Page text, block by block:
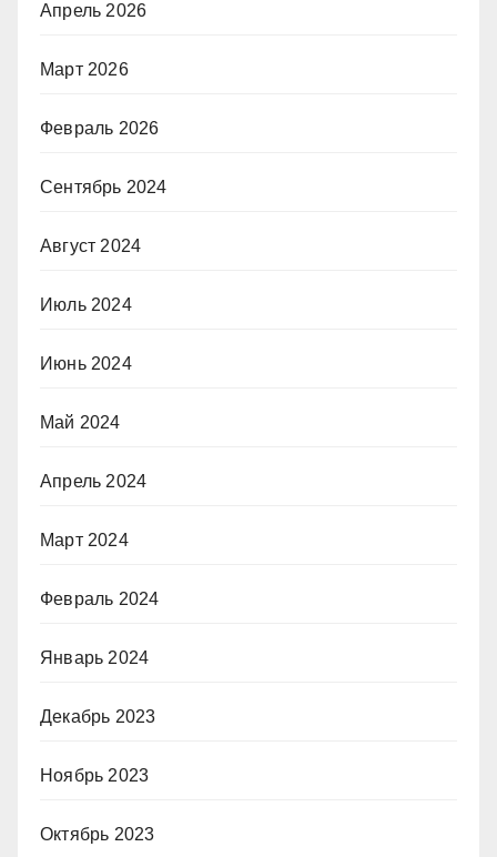
Апрель 2026
Март 2026
Февраль 2026
Сентябрь 2024
Август 2024
Июль 2024
Июнь 2024
Май 2024
Апрель 2024
Март 2024
Февраль 2024
Январь 2024
Декабрь 2023
Ноябрь 2023
Октябрь 2023